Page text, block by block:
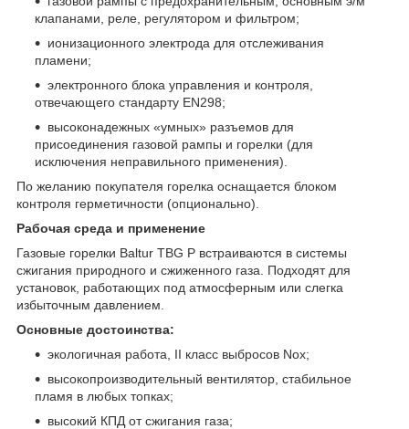
клапанами, реле, регулятором и фильтром;
ионизационного электрода для отслеживания
пламени;
электронного блока управления и контроля,
отвечающего стандарту EN298;
высоконадежных «умных» разъемов для
присоединения газовой рампы и горелки (для
исключения неправильного применения).
По желанию покупателя горелка оснащается блоком
контроля герметичности (опционально).
Рабочая среда и применение
Газовые горелки Baltur TBG P встраиваются в системы
сжигания природного и сжиженного газа. Подходят для
установок, работающих под атмосферным или слегка
избыточным давлением.
Основные достоинства:
экологичная работа, II класс выбросов Nox;
высокопроизводительный вентилятор, стабильное
пламя в любых топках;
высокий КПД от сжигания газа;